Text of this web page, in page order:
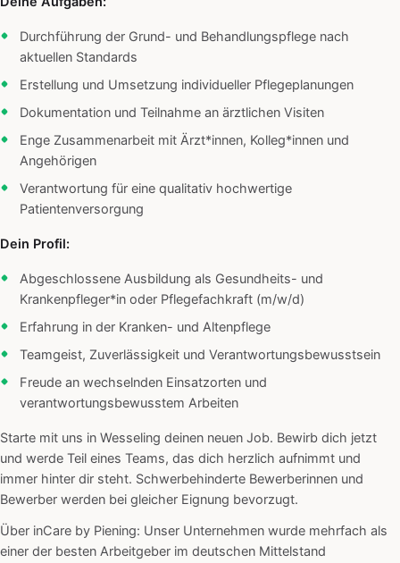
Durchführung der Grund- und Behandlungspflege nach
aktuellen Standards
Erstellung und Umsetzung individueller Pflegeplanungen
Dokumentation und Teilnahme an ärztlichen Visiten
Enge Zusammenarbeit mit Ärzt*innen, Kolleg*innen und
Angehörigen
Verantwortung für eine qualitativ hochwertige
Patientenversorgung
Dein Profil:
Abgeschlossene Ausbildung als Gesundheits- und
Krankenpfleger*in oder Pflegefachkraft (m/w/d)
Erfahrung in der Kranken- und Altenpflege
Teamgeist, Zuverlässigkeit und Verantwortungsbewusstsein
Freude an wechselnden Einsatzorten und
verantwortungsbewusstem Arbeiten
Starte mit uns in Wesseling deinen neuen Job. Bewirb dich jetzt
und werde Teil eines Teams, das dich herzlich aufnimmt und
immer hinter dir steht. Schwerbehinderte Bewerberinnen und
Bewerber werden bei gleicher Eignung bevorzugt.
Über inCare by Piening: Unser Unternehmen wurde mehrfach als
einer der besten Arbeitgeber im deutschen Mittelstand